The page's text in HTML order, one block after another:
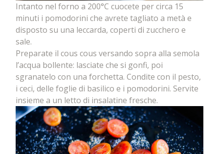
Intanto nel forno a 200°C cuocete per circa 15
minuti i pomodorini che avrete tagliato a metà e
disposto su una leccarda, coperti di zucchero e
sale.
Preparate il cous cous versando sopra alla semola
l’acqua bollente: lasciate che si gonfi, poi
sgranatelo con una forchetta. Condite con il pesto,
i ceci, delle foglie di basilico e i pomodorini. Servite
insieme a un letto di insalatine fresche.